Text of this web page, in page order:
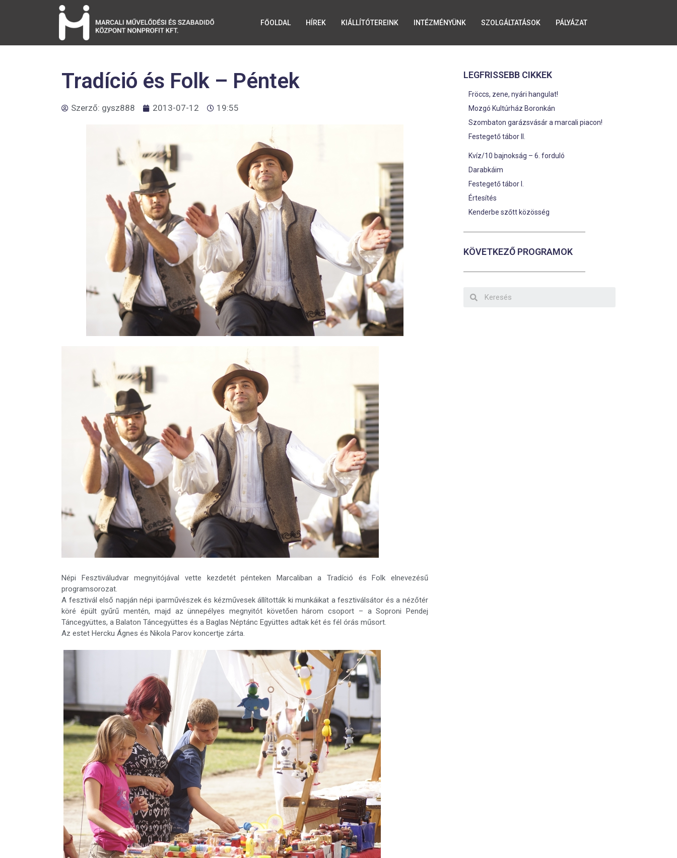
FŐOLDAL HÍREK KIÁLLÍTÓTEREINK INTÉZMÉNYÜNK SZOLGÁLTATÁSOK PÁLYÁZAT
Tradíció és Folk – Péntek
Szerző: gysz888 2013-07-12 19:55
Népi Fesztiváludvar megnyitójával vette kezdetét pénteken Marcaliban a Tradíció és Folk elnevezésű
programsorozat.
A fesztivál első napján népi iparművészek és kézművesek állították ki munkáikat a fesztiválsátor és a nézőtér
köré épült gyűrű mentén, majd az ünnepélyes megnyitót követően három csoport – a Soproni Pendej
Táncegyüttes, a Balaton Táncegyüttes és a Baglas Néptánc Együttes adtak két és fél órás műsort.
Az estet Hercku Ágnes és Nikola Parov koncertje zárta.
LEGFRISSEBB CIKKEK
Fröccs, zene, nyári hangulat!
Mozgó Kultúrház Boronkán
Szombaton garázsvásár a marcali piacon!
Festegető tábor II.
Kvíz/10 bajnokság – 6. forduló
Darabkáim
Festegető tábor I.
Értesítés
Kenderbe szőtt közösség
KÖVETKEZŐ PROGRAMOK